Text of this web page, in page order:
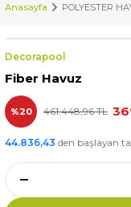
Anasayfa POLYESTER
Decorapool
Fiber Havuz
%20 461.448,96 TL
44.836,43 den başlayan